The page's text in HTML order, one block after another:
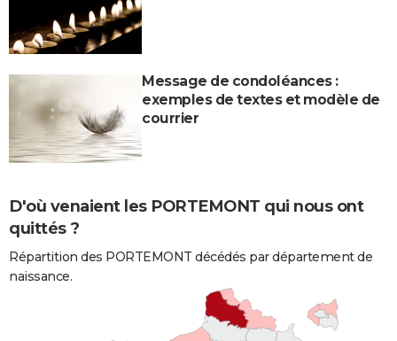
Message de condoléances :
exemples de textes et modèle de
courrier
D'où venaient les PORTEMONT qui nous ont
quittés ?
Répartition des PORTEMONT décédés par département de
naissance.